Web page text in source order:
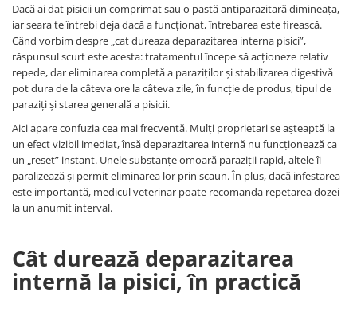
Dacă ai dat pisicii un comprimat sau o pastă antiparazitară dimineața,
iar seara te întrebi deja dacă a funcționat, întrebarea este firească.
Când vorbim despre „cat dureaza deparazitarea interna pisici”,
răspunsul scurt este acesta: tratamentul începe să acționeze relativ
repede, dar eliminarea completă a paraziților și stabilizarea digestivă
pot dura de la câteva ore la câteva zile, în funcție de produs, tipul de
paraziți și starea generală a pisicii.
Aici apare confuzia cea mai frecventă. Mulți proprietari se așteaptă la
un efect vizibil imediat, însă deparazitarea internă nu funcționează ca
un „reset” instant. Unele substanțe omoară paraziții rapid, altele îi
paralizează și permit eliminarea lor prin scaun. În plus, dacă infestarea
este importantă, medicul veterinar poate recomanda repetarea dozei
la un anumit interval.
Cât durează deparazitarea
internă la pisici, în practică